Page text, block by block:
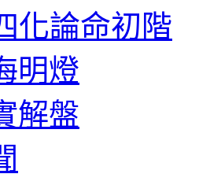
化論命初階
明燈
解盤